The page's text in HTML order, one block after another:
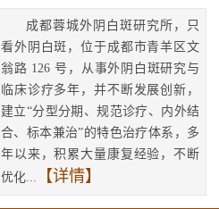
成都蓉城外阴白斑研究所，只
看外阴白斑，位于成都市青羊区文
翁路 126 号，从事外阴白斑研究与
临床诊疗多年，并不断发展创新，
建立“分型分期、规范诊疗、内外结
合、标本兼治”的特色治疗体系，多
年以来，积累大量康复经验，不断
优化...
【详情】